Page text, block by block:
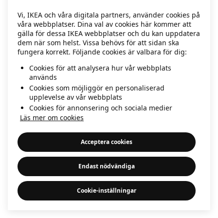
information)
Vi, IKEA och våra digitala partners, använder cookies på
våra webbplatser. Dina val av cookies här kommer att
gälla för dessa IKEA webbplatser och du kan uppdatera
dem när som helst. Vissa behövs för att sidan ska
fungera korrekt. Följande cookies är valbara för dig:
Cookies för att analysera hur vår webbplats
används
Cookies som möjliggör en personaliserad
upplevelse av vår webbplats
Cookies för annonsering och sociala medier
Läs mer om cookies
Acceptera cookies
Endast nödvändiga
Cookie-inställningar